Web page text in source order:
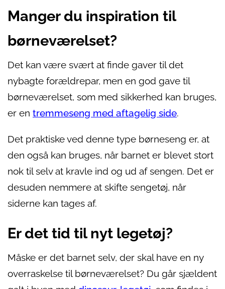
Manger du inspiration til
børneværelset?
Det kan være svært at finde gaver til det
nybagte forældrepar, men en god gave til
børneværelset, som med sikkerhed kan bruges,
er en tremmeseng med aftagelig side.
Det praktiske ved denne type børneseng er, at
den også kan bruges, når barnet er blevet stort
nok til selv at kravle ind og ud af sengen. Det er
desuden nemmere at skifte sengetøj, når
siderne kan tages af.
Er det tid til nyt legetøj?
Måske er det barnet selv, der skal have en ny
overraskelse til børneværelset? Du går sjældent